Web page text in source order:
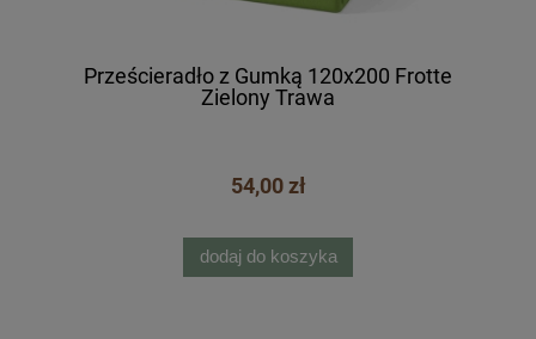
Prześcieradło z Gumką 120x200 Frotte
Zielony Trawa
54,00 zł
dodaj do koszyka